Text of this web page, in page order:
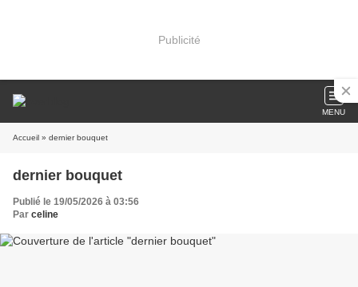
Publicité
MENU
Accueil » dernier bouquet
dernier bouquet
Publié le 19/05/2026 à 03:56
Par celine